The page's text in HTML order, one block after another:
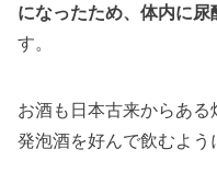
になったため、体内に尿
す。
お酒も日本古来からあ
発泡酒を好んで飲むよう